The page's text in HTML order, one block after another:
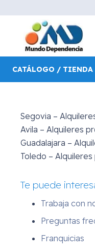
CATÁLOGO / TIENDA
Madrid– C/
Madrid– Avda.
Alcorcón– Calle
Toledo – Rda.
Segovia –
Avila – Alquileres
Guadalajara –
Toledo –
Te puede
Trabaja con
Preguntas
Franquicias